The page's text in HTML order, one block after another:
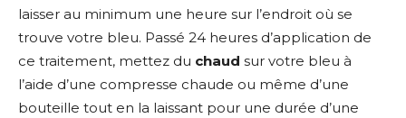
laisser au minimum une heure sur l’endroit où se
trouve votre bleu. Passé 24 heures d’application de
ce traitement, mettez du chaud sur votre bleu à
l’aide d’une compresse chaude ou même d’une
bouteille tout en la laissant pour une durée d’une